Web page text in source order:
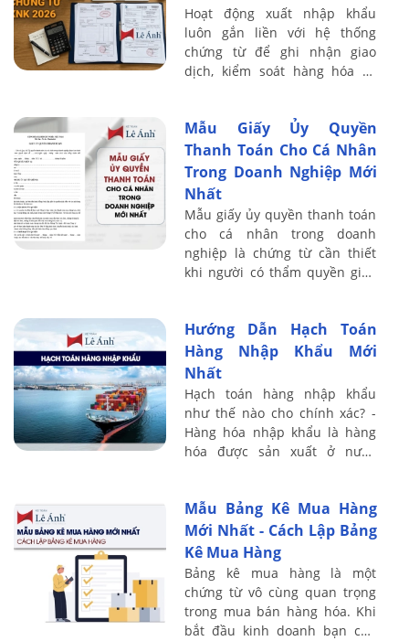
Hoạt động xuất nhập khẩu
luôn gắn liền với hệ thống
chứng từ để ghi nhận giao
dịch, kiểm soát hàng hóa và
nhiều loại ...
Mẫu Giấy Ủy Quyền
Thanh Toán Cho Cá Nhân
Trong Doanh Nghiệp Mới
Nhất
Mẫu giấy ủy quyền thanh toán
cho cá nhân trong doanh
nghiệp là chứng từ cần thiết
khi người có thẩm quyền giao
chính nội ...
Hướng Dẫn Hạch Toán
Hàng Nhập Khẩu Mới
Nhất
Hạch toán hàng nhập khẩu
như thế nào cho chính xác? -
Hàng hóa nhập khẩu là hàng
hóa được sản xuất ở nước
toán có phát ...
Mẫu Bảng Kê Mua Hàng
Mới Nhất - Cách Lập Bảng
Kê Mua Hàng
Bảng kê mua hàng là một
chứng từ vô cùng quan trọng
trong mua bán hàng hóa. Khi
bắt đầu kinh doanh bạn cần